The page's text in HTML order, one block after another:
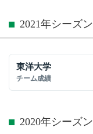
2021年シーズン
東洋大学
チーム成績
2020年シーズン